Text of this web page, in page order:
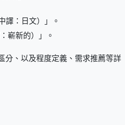
譯：日文）」。
嶄新的）」。
分、以及程度定義、需求推薦等詳